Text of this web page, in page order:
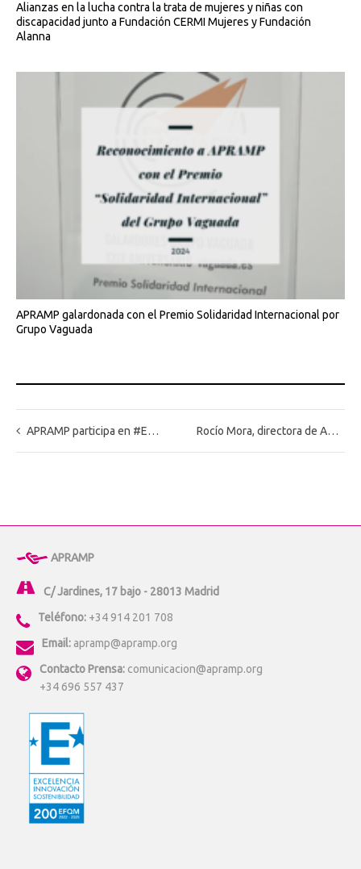
Alianzas en la lucha contra la trata de mujeres y niñas con
discapacidad junto a Fundación CERMI Mujeres y Fundación
Alanna
APRAMP galardonada con el Premio Solidaridad Internacional por
Grupo Vaguada
APRAMP participa en #EuropaSeSiente 2025 con el proyecto “Detección y atención a víctimas de trata”, un modelo de atención integral con perspectiva de género Rocío Mora, directora de APRAMP, galardonada en la Gala “Sevilla por la Igualdad”
APRAMP
C/ Jardines, 17 bajo - 28013 Madrid
Teléfono: +34 914 201 708
Email: apramp@apramp.org
Contacto Prensa: comunicacion@apramp.org
+34 696 557 437